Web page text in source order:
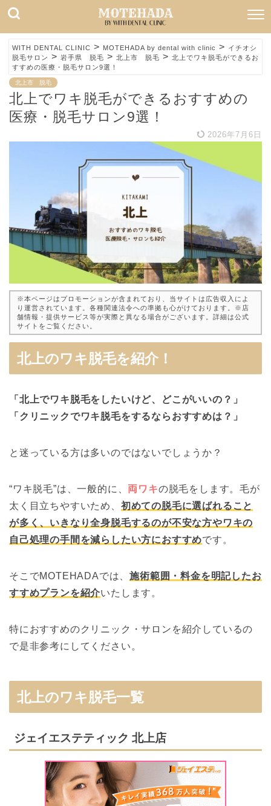
WITH DENTAL CLINIC > MOTEHADA by dental with clinic > イチオシ
脱毛サロン > 岩手県 脱毛 > 北上市 脱毛 > 北上でワキ脱毛ができるお
すすめの医療・脱毛サロン9選！
北上市 脱毛
北上でワキ脱毛ができるおすすめの
医療・脱毛サロン9選！
2026年7月6日
※本ページはプロモーションが含まれており、当サイトは広告収入によ
り運営されています。各種関連法令への準拠も心がけております。※店
舗情報・提供サービス等が実際と異なる場合がございます。詳細は公式
サイトをご覧ください。
北上のワキ脱毛を紹介！
「北上でワキ脱毛をしたいけど、どこがいいの？」
「クリニックでワキ脱毛をするならおすすめは？」
と迷っている方は多いのではないでしょうか？
“ワキ脱毛”は、一般的に、 両ワキの脱毛をします。毛が
太く目立ちやすいため、 初めての脱毛に選ばれること
が多く、いきなり全身脱毛するのが不安な方やワキの
自己処理の手間を減らしたい方におすすめです。
そこでMOTEHADAでは、施術範囲・料金を明記したお
すすめプランを紹介いたします。
特におすすめのクリニック・サロンを紹介しているの
で是非参考にしてください。
北上のワキ脱毛一覧
ジェイエステティック 北上店